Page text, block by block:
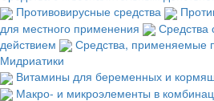
Противовирусные средства
для местного применения
Средства
действием
Средства, применяемые
Мидриатики
Витамины для беременных и
Макро- и микроэлементы в